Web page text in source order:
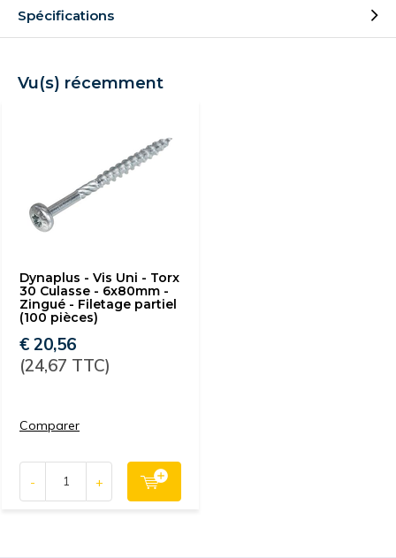
Spécifications
Vu(s) récemment
Dynaplus - Vis Uni - Torx
30 Culasse - 6x80mm -
Zingué - Filetage partiel
(100 pièces)
€ 20,56
(24,67 TTC)
Comparer
- +